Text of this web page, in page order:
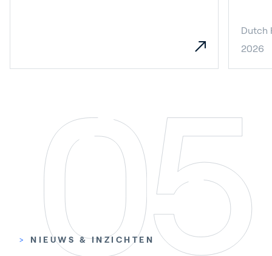
Dutch
2026
> NIEUWS & INZICHTEN